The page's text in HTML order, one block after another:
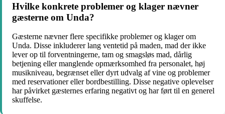
Hvilke konkrete problemer og klager nævner
gæsterne om Unda?
Gæsterne nævner flere specifikke problemer og klager om
Unda. Disse inkluderer lang ventetid på maden, mad der ikke
lever op til forventningerne, tam og smagsløs mad, dårlig
betjening eller manglende opmærksomhed fra personalet, høj
musikniveau, begrænset eller dyrt udvalg af vine og problemer
med reservationer eller bordbestilling. Disse negative oplevelser
har påvirket gæsternes erfaring negativt og har ført til en generel
skuffelse.